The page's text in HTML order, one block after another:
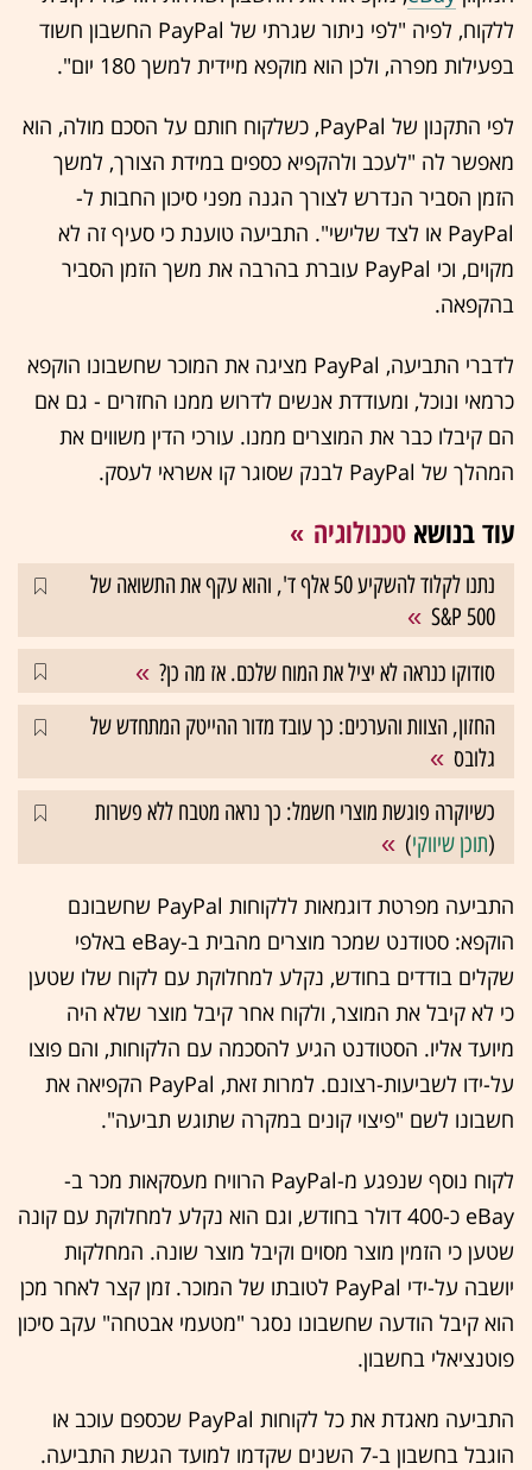
ללקוח, לפיה "לפי ניתור שגרתי של ‏PayPal החשבון חשוד
בפעילות מפרה, ולכן הוא מוקפא מיידית למשך 180 יום".
לפי התקנון של ‏PayPal, כשלקוח חותם על הסכם מולה, הוא
מאפשר לה "לעכב ולהקפיא כספים במידת הצורך, למשך
הזמן הסביר הנדרש לצורך הגנה מפני סיכון החבות ל-
PayPal או לצד שלישי". התביעה טוענת כי סעיף זה לא
מקוים, וכי ‏PayPal עוברת בהרבה את משך הזמן הסביר
בהקפאה.
לדברי התביעה, ‏PayPal מציגה את המוכר שחשבונו הוקפא
כרמאי ונוכל, ומעודדת אנשים לדרוש ממנו החזרים - גם אם
הם קיבלו כבר את המוצרים ממנו. עורכי הדין משווים את
המהלך של ‏PayPal לבנק שסוגר קו אשראי לעסק.
עוד בנושא טכנולוגיה
נתנו לקלוד להשקיע 50 אלף ד', והוא עקף את התשואה של
S&P 500
סודוקו כנראה לא יציל את המוח שלכם. אז מה כן?
החזון, הצוות והערכים: כך עובד מדור ההייטק המתחדש של
גלובס
כשיוקרה פוגשת מוצרי חשמל: כך נראה מטבח ללא פשרות
(תוכן שיווקי)
התביעה מפרטת דוגמאות ללקוחות ‏PayPal שחשבונם
הוקפא: סטודנט שמכר מוצרים מהבית ב-
eBay באלפי
שקלים בודדים בחודש, נקלע למחלוקת עם לקוח שלו שטען
כי לא קיבל את המוצר, ולקוח אחר קיבל מוצר שלא היה
מיועד אליו. הסטודנט הגיע להסכמה עם הלקוחות, והם פוצו
על-ידו לשביעות-רצונם. למרות זאת, ‏PayPal הקפיאה את
חשבונו לשם "פיצוי קונים במקרה שתוגש תביעה".
לקוח נוסף שנפגע מ-‏PayPal הרוויח מעסקאות מכר ב-
eBay כ-400 דולר בחודש, וגם הוא נקלע למחלוקת עם קונה
שטען כי הזמין מוצר מסוים וקיבל מוצר שונה. המחלקות
יושבה על-ידי ‏PayPal לטובתו של המוכר. זמן קצר לאחר מכן
הוא קיבל הודעה שחשבונו נסגר "מטעמי אבטחה" עקב סיכון
פוטנציאלי בחשבון.
התביעה מאגדת את כל לקוחות ‏PayPal שכספם עוכב או
הוגבל בחשבון ב-7 השנים שקדמו למועד הגשת התביעה.